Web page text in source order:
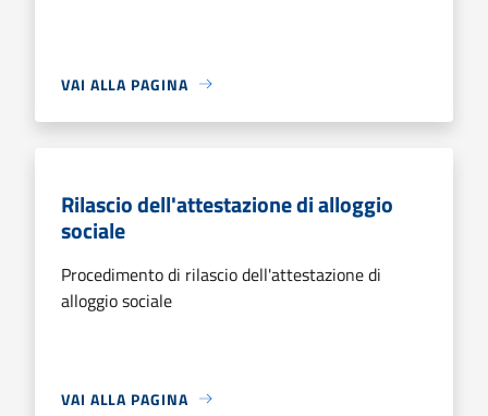
VAI ALLA PAGINA
Rilascio dell'attestazione di alloggio
sociale
Procedimento di rilascio dell'attestazione di
alloggio sociale
VAI ALLA PAGINA